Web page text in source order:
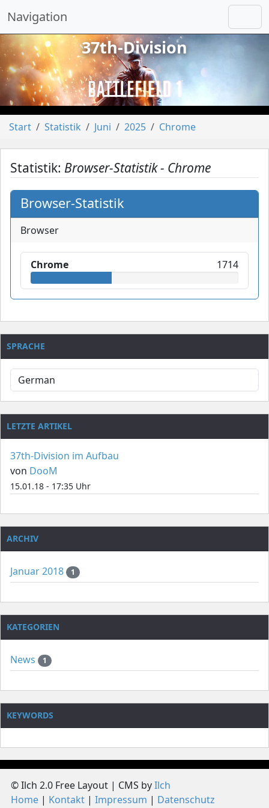
Navigation
vorheriges
37th-Division
Start Statistik Juni 2025 Chrome
Statistik: Browser-Statistik - Chrome
Browser-Statistik
Browser
Chrome 1714
SPRACHE
LETZTE ARTIKEL
37th-Division im Aufbau
von DooM
15.01.18 - 17:35 Uhr
ARCHIV
Januar 2018 1
KATEGORIEN
News 1
KEYWORDS
© Ilch 2.0 Free Layout | CMS byIlch
Home
Kontakt Impressum Datenschutz